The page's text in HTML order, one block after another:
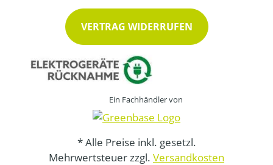
VERTRAG WIDERRUFEN
Ein Fachhändler von
* Alle Preise inkl. gesetzl.
Mehrwertsteuer zzgl. Versandkosten